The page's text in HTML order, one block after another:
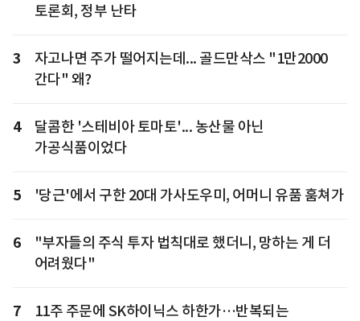
토론회, 정부 난타
3
자고나면 주가 떨어지는데... 골드만삭스 "1만2000
간다" 왜?
4
달콤한 '스테비아 토마토'... 농산물 아닌
가공식품이었다
5 '당근'에서 구한 20대 가사도우미, 어머니 유품 훔쳐가
6
"부자들의 주식 투자 법칙대로 했더니, 망하는 게 더
어려웠다"
7
11주 주문에 SK하이닉스 하한가…반복되는